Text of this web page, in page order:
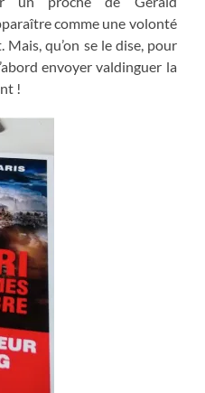
comme une volonté
qu’on se le dise, pour
envoyer valdinguer la
!